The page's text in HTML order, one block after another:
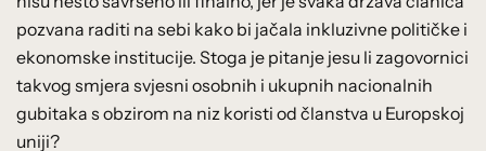
pozvana raditi na sebi kako bi jačala inkluzivne političke i
ekonomske institucije. Stoga je pitanje jesu li zagovornici
takvog smjera svjesni osobnih i ukupnih nacionalnih
gubitaka s obzirom na niz koristi od članstva u Europskoj
uniji?